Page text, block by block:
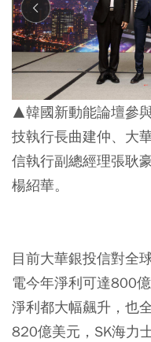
▲韓國新動能論壇參
技執行長曲建仲、大
信執行副總經理張耿
楊紹華。
目前大華銀投信對全
電今年淨利可達800
淨利都大幅飆升，也
820億美元，SK海力